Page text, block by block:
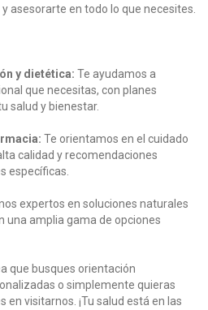
asesorarte en todo lo que necesites.
y dietética: Te ayudamos a
que necesitas, con planes
salud y bienestar.
Te orientamos en el cuidado
calidad y recomendaciones
específicas.
expertos en soluciones naturales
una amplia gama de opciones
que busques orientación
o simplemente quieras
en visitarnos. ¡Tu salud está en las